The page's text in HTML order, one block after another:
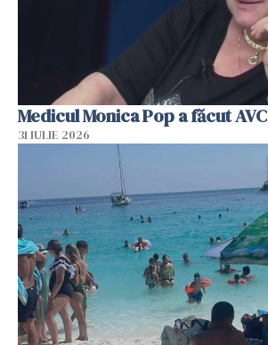
Medicul Monica Pop a făcut AVC
31 IULIE 2026